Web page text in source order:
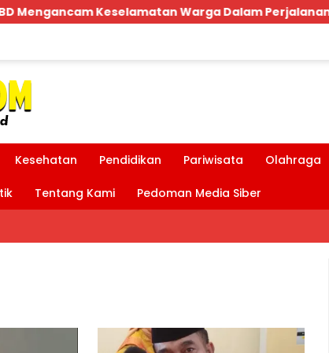
Warga Dalam Perjalanan Akan Makan
Kesehatan Pendidikan Pariwisata Olahraga
Tentang Kami Pedoman Media Siber